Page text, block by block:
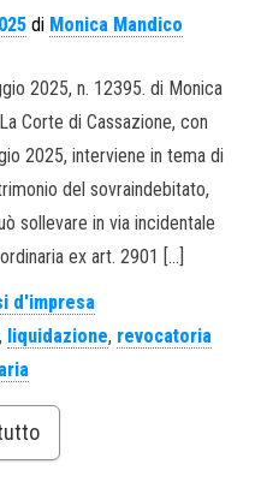
di Monica Mandico
2025, n. 12395. di Monica
Corte di Cassazione, con
2025, interviene in tema di
del sovraindebitato,
sollevare in via incidentale
ex art. 2901 […]
d'impresa
, liquidazione, revocatoria